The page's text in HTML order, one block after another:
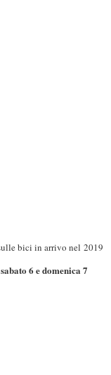
bici in arrivo nel 2019
sabato 6 e domenica 7